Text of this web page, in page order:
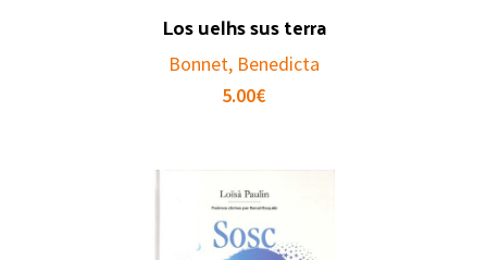
Los uelhs sus terra
Bonnet, Benedicta
5.00€